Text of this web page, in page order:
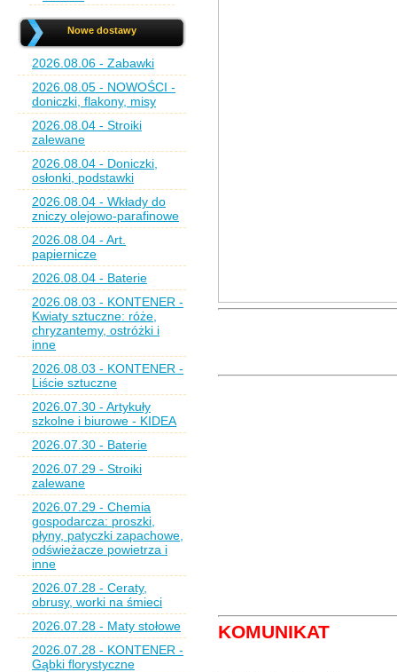
Nowe dostawy
2026.08.06 - Zabawki
2026.08.05 - NOWOŚCI -
doniczki, flakony, misy
2026.08.04 - Stroiki
zalewane
2026.08.04 - Doniczki,
osłonki, podstawki
2026.08.04 - Wkłady do
zniczy olejowo-parafinowe
2026.08.04 - Art.
papiernicze
2026.08.04 - Baterie
2026.08.03 - KONTENER -
Kwiaty sztuczne: róże,
chryzantemy, ostróżki i
inne
2026.08.03 - KONTENER -
Liście sztuczne
2026.07.30 - Artykuły
szkolne i biurowe - KIDEA
2026.07.30 - Baterie
2026.07.29 - Stroiki
zalewane
2026.07.29 - Chemia
gospodarcza: proszki,
płyny, patyczki zapachowe,
odświeżacze powietrza i
inne
2026.07.28 - Ceraty,
obrusy, worki na śmieci
2026.07.28 - Maty stołowe
2026.07.28 - KONTENER -
Gąbki florystyczne
KOMUNIKAT